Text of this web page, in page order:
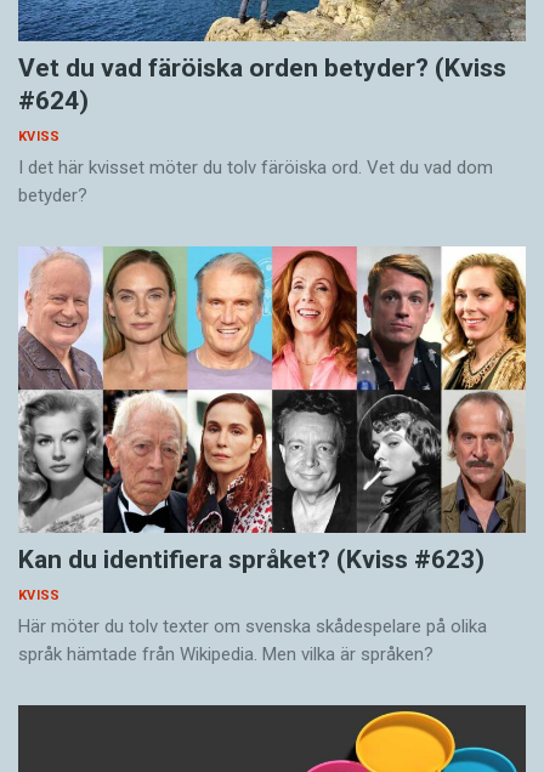
Vet du vad färöiska orden betyder? (Kviss
#624)
KVISS
I det här kvisset möter du tolv färöiska ord. Vet du vad dom
betyder?
Kan du identifiera språket? (Kviss #623)
KVISS
Här möter du tolv texter om svenska skådespelare på olika
språk hämtade från Wikipedia. Men vilka är språken?